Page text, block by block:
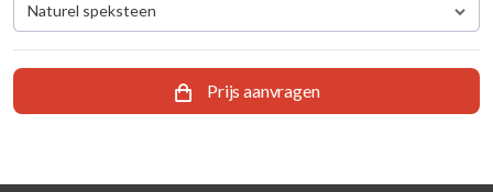
Naturel speksteen
Prijs aanvragen